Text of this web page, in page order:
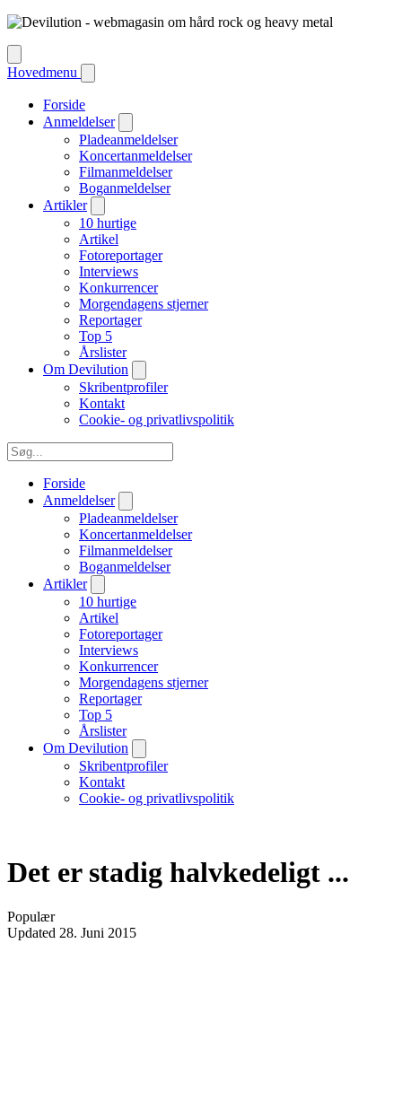
Hovedmenu
Forside
Anmeldelser
Pladeanmeldelser
Koncertanmeldelser
Filmanmeldelser
Boganmeldelser
Artikler
10 hurtige
Artikel
Fotoreportager
Interviews
Konkurrencer
Morgendagens stjerner
Reportager
Top 5
Årslister
Om Devilution
Skribentprofiler
Kontakt
Cookie- og privatlivspolitik
Forside
Anmeldelser
Pladeanmeldelser
Koncertanmeldelser
Filmanmeldelser
Boganmeldelser
Artikler
10 hurtige
Artikel
Fotoreportager
Interviews
Konkurrencer
Morgendagens stjerner
Reportager
Top 5
Årslister
Om Devilution
Skribentprofiler
Kontakt
Cookie- og privatlivspolitik
Det er stadig halvkedeligt ...
Populær
Updated 28. Juni 2015